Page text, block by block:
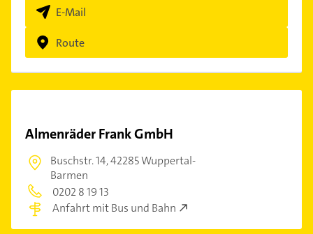
E-Mail
Route
Almenräder Frank GmbH
Buschstr. 14,42285 Wuppertal-
Barmen
0202 8 19 13
Anfahrt mit Bus und Bahn